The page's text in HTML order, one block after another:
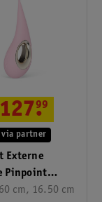
Externe
Pinpoint
cm, 16.50 cm
via partner
127.
99